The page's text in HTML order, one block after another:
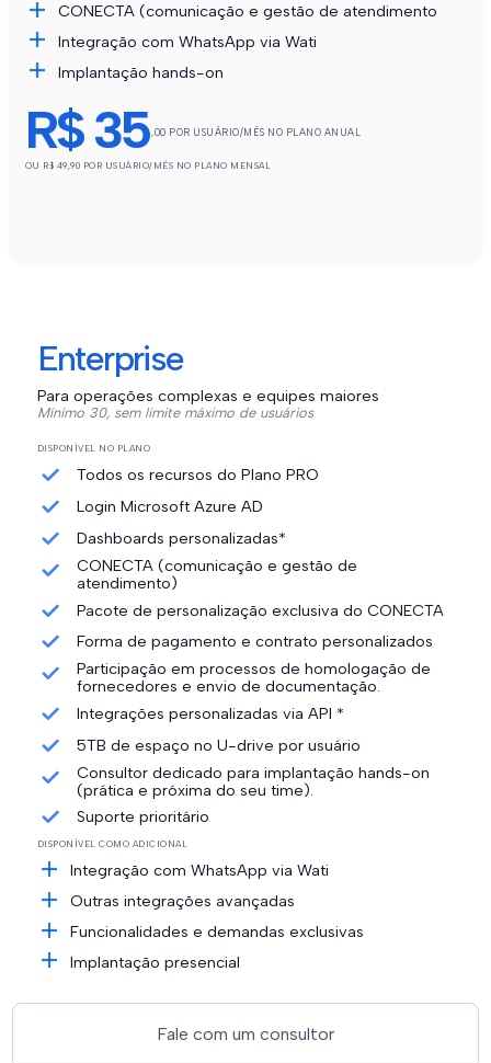
CONECTA (comunicação e gestão de atendimento
Integração com WhatsApp via Wati
Implantação hands-on
R$ 35,00 POR USUÁRIO/MÊS NO PLANO ANUAL
OU R$ 49,90 POR USUÁRIO/MÊS NO PLANO MENSAL
Enterprise
Para operações complexas e equipes maiores
Mínimo 30, sem limite máximo de usuários
DISPONÍVEL NO PLANO
Todos os recursos do Plano PRO
Login Microsoft Azure AD
Dashboards personalizadas*
CONECTA (comunicação e gestão de
atendimento)
Pacote de personalização exclusiva do CONECTA
Forma de pagamento e contrato personalizados
Participação em processos de homologação de
fornecedores e envio de documentação.
Integrações personalizadas via API *
5TB de espaço no U-drive por usuário
Consultor dedicado para implantação hands-on
(prática e próxima do seu time).
Suporte prioritário
DISPONÍVEL COMO ADICIONAL
Integração com WhatsApp via Wati
Outras integrações avançadas
Funcionalidades e demandas exclusivas
Implantação presencial
Fale com um consultor